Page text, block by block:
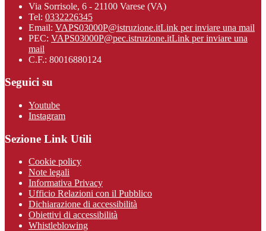
Via Sorrisole, 6 - 21100 Varese (VA)
Tel: 0332226345
Email: VAPS03000P@istruzione.itLink per inviare una mail
PEC: VAPS03000P@pec.istruzione.itLink per inviare una
mail
C.F.: 80016880124
Seguici su
Youtube
Instagram
Sezione Link Utili
Cookie policy
Note legali
Informativa Privacy
Ufficio Relazioni con il Pubblico
Dichiarazione di accessibilità
Obiettivi di accessibilità
Whistleblowing